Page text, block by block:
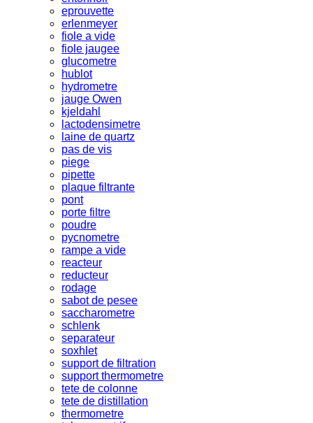
eprouvette
erlenmeyer
fiole a vide
fiole jaugee
glucometre
hublot
hydrometre
jauge Owen
kjeldahl
lactodensimetre
laine de quartz
pas de vis
piege
pipette
plaque filtrante
pont
porte filtre
poudre
pycnometre
rampe a vide
reacteur
reducteur
rodage
sabot de pesee
saccharometre
schlenk
separateur
soxhlet
support de filtration
support thermometre
tete de colonne
tete de distillation
thermometre